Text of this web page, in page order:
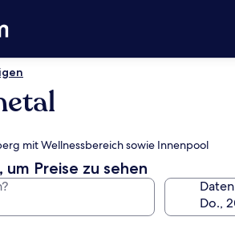
mit Wellnessbereich sowie Innenpool
Preise zu sehen
Daten